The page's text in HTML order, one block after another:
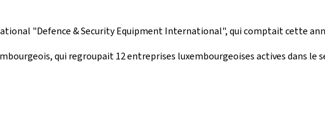
"Defence & Security Equipment International", qui comptait cette
qui regroupait 12 entreprises luxembourgeoises actives dans le